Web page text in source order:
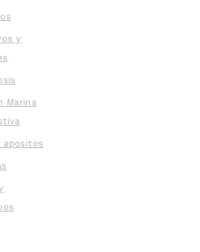
y
Marina
apositos